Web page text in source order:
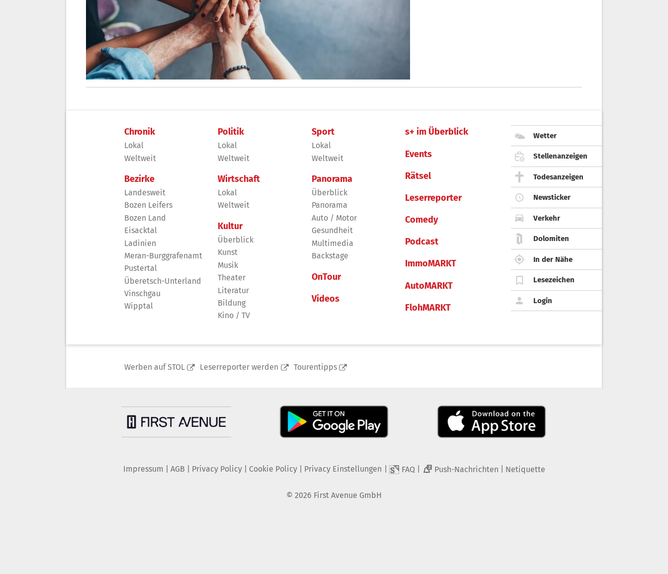
Chronik
Lokal
Weltweit
Bezirke
Landesweit
Bozen Leifers
Bozen Land
Eisacktal
Ladinien
Meran-Burggrafenamt
Pustertal
Überetsch-Unterland
Vinschgau
Wipptal
Politik
Lokal
Weltweit
Wirtschaft
Lokal
Weltweit
Kultur
Überblick
Kunst
Musik
Theater
Literatur
Bildung
Kino / TV
Sport
Lokal
Weltweit
Panorama
Überblick
Panorama
Auto / Motor
Gesundheit
Multimedia
Backstage
OnTour
Videos
s+ im Überblick
Events
Rätsel
Leserreporter
Comedy
Podcast
ImmoMARKT
AutoMARKT
FlohMARKT
Wetter
Stellenanzeigen
Todesanzeigen
Newsticker
Verkehr
Dolomiten
In der Nähe
Lesezeichen
Login
Werben auf STOL Leserreporter werden Tourentipps
Impressum AGB Privacy Policy| Cookie Policy| Privacy Einstellungen FAQ 2 Push-Nachrichten Netiquette
© 2026 First Avenue GmbH